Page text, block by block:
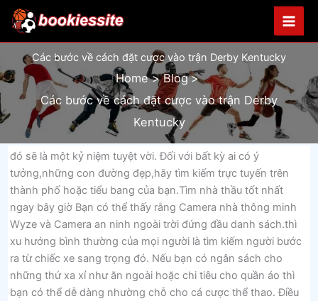
Skip
content
Các bước về cách đặt cược vào trận Derby Kentucky
Home
Blog
Các bước về cách đặt cược vào trận Derby
Kentucky
đó sẽ là một kỷ niệm tuyệt vời. Đối với bất kỳ ai có ý
tưởng,những con đường đẹp,hãy tìm kiếm trực tuyến trên
thành phố hoặc tiểu bang của bạn.Tìm nhà thầu tốt nhất
ngay bây giờ Bạn có thể thấy rằng Camera nhà thông minh
Wyze và Camera an ninh ngoài trời đứng đầu danh sách.thì
xu hướng bình thường của mọi người là tìm kiếm người bước
ra từ chiếc xe sang trọng đó. Nếu bạn có ngân sách cho
những thứ xa xỉ như ăn ngoài hoặc chi tiêu cho quần áo thì
bạn có thể dễ dàng nhường chỗ cho cá cược thể thao. Điều